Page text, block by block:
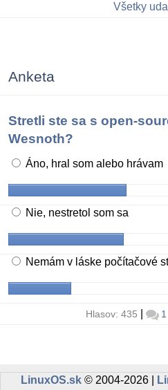
Všetky
Anketa
Stretli ste sa s open-
Wesnoth?
Áno, hral som alebo hrávam
Nie, nestretol som sa
Nemám v láske počítačové
Hlasov: 435 1
LinuxOS.sk© 2004-2026 |